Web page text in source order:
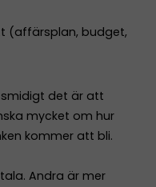
(affärsplan, budget,
smidigt det är att
mycket om hur
kommer att bli.
Andra är mer